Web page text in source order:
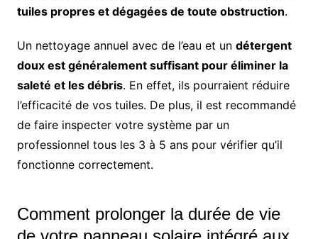
tuiles propres et dégagées de toute obstruction.
Un nettoyage annuel avec de l’eau et un détergent
doux est généralement suffisant pour éliminer la
saleté et les débris. En effet, ils pourraient réduire
l’efficacité de vos tuiles. De plus, il est recommandé
de faire inspecter votre système par un
professionnel tous les 3 à 5 ans pour vérifier qu’il
fonctionne correctement.
Comment prolonger la durée de vie